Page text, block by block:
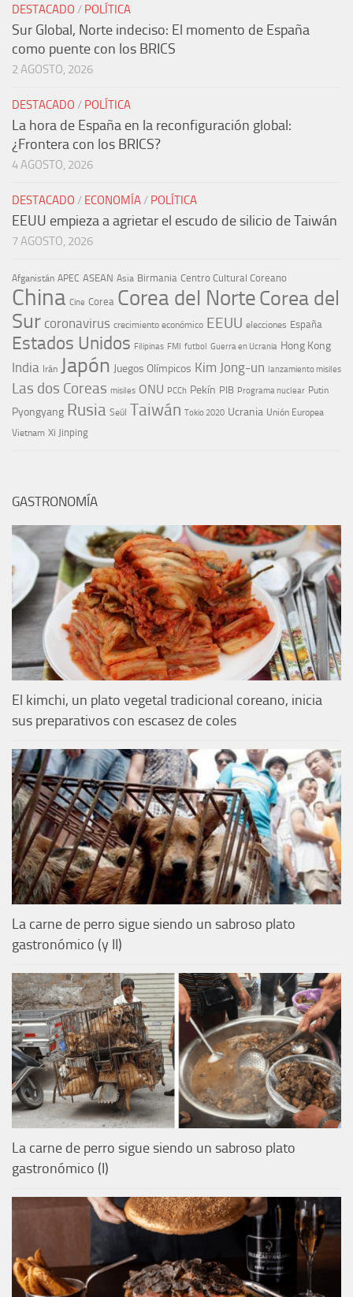
DESTACADO / POLÍTICA
Sur Global, Norte indeciso: El momento de España
como puente con los BRICS
2 AGOSTO, 2026
DESTACADO / POLÍTICA
La hora de España en la reconfiguración global:
¿Frontera con los BRICS?
4 AGOSTO, 2026
DESTACADO / ECONOMÍA/ POLÍTICA
EEUU empieza a agrietar el escudo de silicio de Taiwán
7 AGOSTO, 2026
Afganistán APEC ASEAN Asia Birmania Centro Cultural Coreano
China Cine Corea Corea del NorteCorea del
Sur coronavirus crecimiento económico EEUU elecciones España
Estados Unidos Filipinas FMI futbol Guerra en Ucrania Hong Kong
India Irán Japón Juegos Olímpicos Kim Jong-un lanzamiento misiles
Las dos Coreas misiles ONU PCCh Pekín PIB Programa nuclear Putin
Pyongyang Rusia Seúl Taiwán Tokio 2020 Ucrania Unión Europea
Vietnam Xi Jinping
GASTRONOMÍA
El kimchi, un plato vegetal tradicional coreano, inicia
sus preparativos con escasez de coles
La carne de perro sigue siendo un sabroso plato
gastronómico (y II)
La carne de perro sigue siendo un sabroso plato
gastronómico (I)